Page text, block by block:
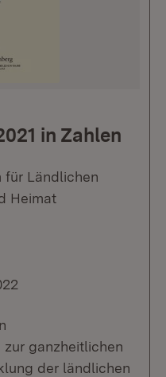
in Zahlen
für Ländlichen
Heimat
ganzheitlichen
der ländlichen